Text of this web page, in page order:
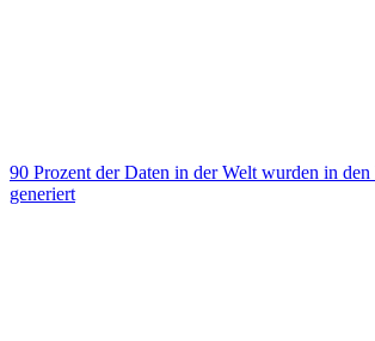
90 Prozent der Daten in der Welt wurden in den
generiert